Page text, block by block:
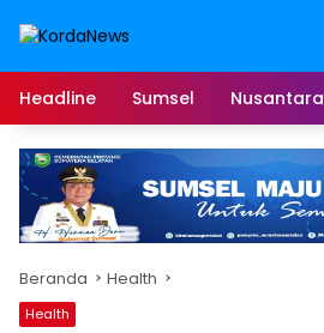
Headline
Sumsel Nusantara
Beranda Health
Health